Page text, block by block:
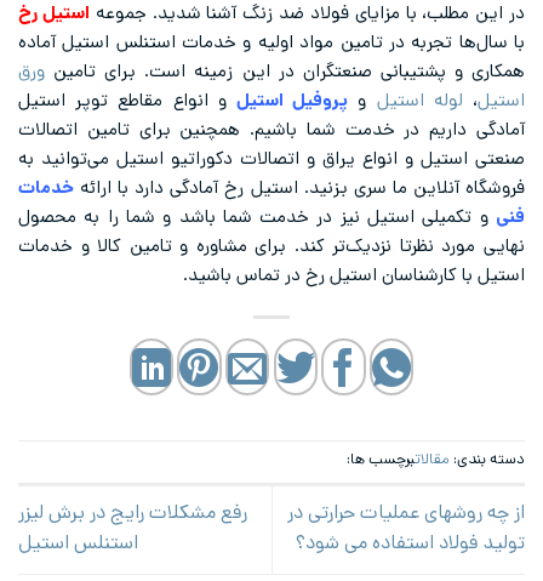
در این مطلب، با مزایای فولاد ضد زنگ آشنا شدید. جموعه استیل رخ
با سال‌ها تجربه در تامین مواد اولیه و خدمات استنلس استیل آماده
همکاری و پشتیبانی صنعتگران در این زمینه است. برای تامین ورق
استیل، لوله استیل و پروفیل استیل و انواع مقاطع توپر استیل
آمادگی داریم در خدمت شما باشیم. همچنین برای تامین اتصالات
صنعتی استیل و انواع یراق و اتصالات دکوراتیو استیل می‌توانید به
فروشگاه آنلاین ما سری بزنید. استیل رخ آمادگی دارد با ارائه خدمات
فنی و تکمیلی استیل نیز در خدمت شما باشد و شما را به محصول
نهایی مورد نظرتا نزدیک‌تر کند. برای مشاوره و تامین کالا و خدمات
استیل با کارشناسان استیل رخ در تماس باشید.
دسته بندی: مقالاتبرچسب ها:
از چه روشهای عملیات حرارتی در
تولید فولاد استفاده می شود؟
رفع مشکلات رایج در برش لیزر
استنلس استیل